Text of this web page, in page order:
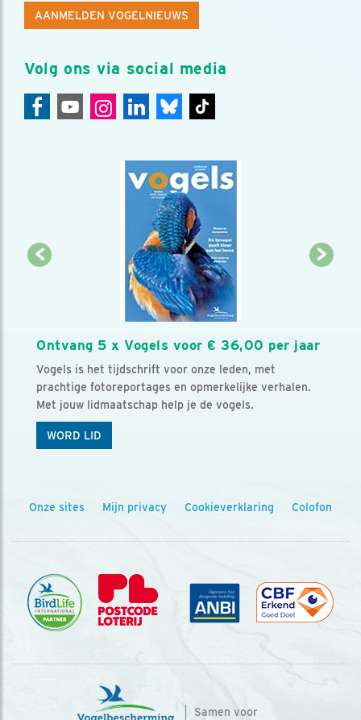
AANMELDEN VOGELNIEUWS
Volg ons via social media
Ontvang 5 x Vogels voor € 36,00 per jaar
Vogels is het tijdschrift voor onze leden, met
prachtige fotoreportages en opmerkelijke verhalen.
Met jouw lidmaatschap help je de vogels.
WORD LID
Onze sites Mijn privacy Cookieverklaring Colofon
Samen voor